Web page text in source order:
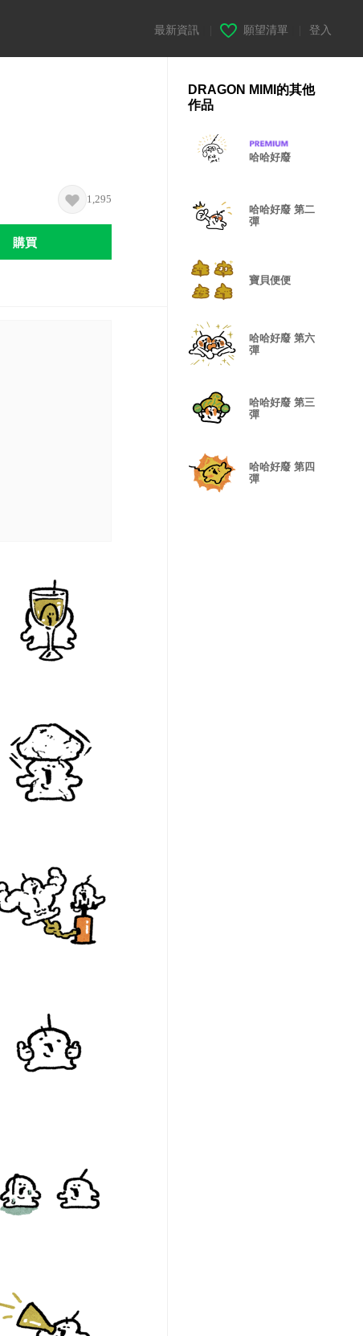
最新資訊 願望清單 登入
1,295
購買
DRAGON MIMI的其他
作品
哈哈好廢
哈哈好廢 第二
彈
寶貝便便
哈哈好廢 第六
彈
哈哈好廢 第三
彈
哈哈好廢 第四
彈